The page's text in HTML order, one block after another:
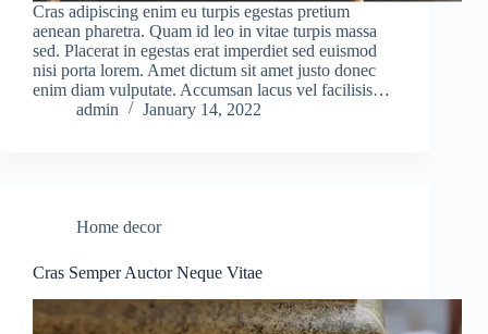
Cras adipiscing enim eu turpis egestas pretium
aenean pharetra. Quam id leo in vitae turpis massa
sed. Placerat in egestas erat imperdiet sed euismod
nisi porta lorem. Amet dictum sit amet justo donec
enim diam vulputate. Accumsan lacus vel facilisis…
admin
January 14, 2022
Home decor
Cras Semper Auctor Neque Vitae